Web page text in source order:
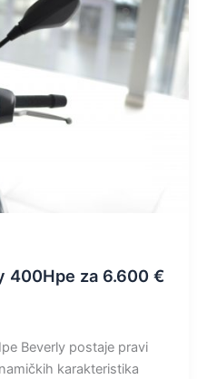
400Hpe za 6.600 €
Beverly postaje pravi
karakteristika